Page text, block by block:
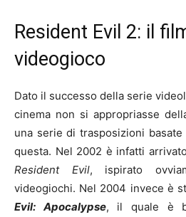
Resident Evil 2: il
videogioco
Dato il successo della serie
cinema non si appropriasse
una serie di trasposizioni
questa. Nel 2002 è infatti
Resident Evil, ispirato
videogiochi. Nel 2004 invece è
Evil: Apocalypse, il quale è